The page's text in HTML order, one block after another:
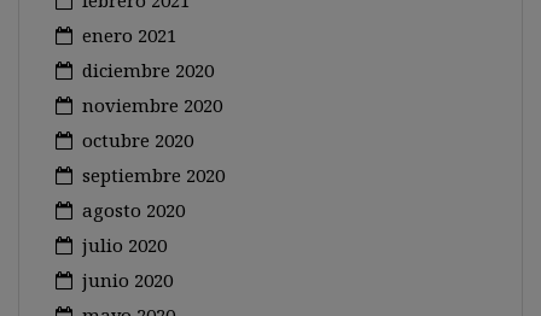
enero 2021
diciembre 2020
noviembre 2020
octubre 2020
septiembre 2020
agosto 2020
julio 2020
junio 2020